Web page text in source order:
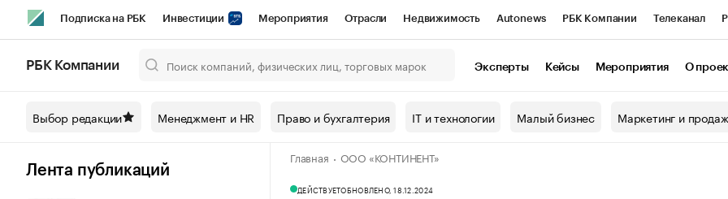
Подписка на РБК Инвестиции Мероприятия Отрасли Недвижимость Autonews РБК Компании Телеканал
Спецпроекты СПб Конференции СПб Спецпроекты Проверка контрагентов
Технологии и медиа Рынок наличной валюты
РБК Компании Эксперты Кейсы Мероприятия О
Выбор редакции Менеджмент и HR Право и бухгалтерия IT и технологии Малый бизнес Маркетинг и
Лента публикаций
Главная ООО «КОНТИНЕНТ»
ДЕЙСТВУЕТОБНОВЛЕНО, 18.12.2024